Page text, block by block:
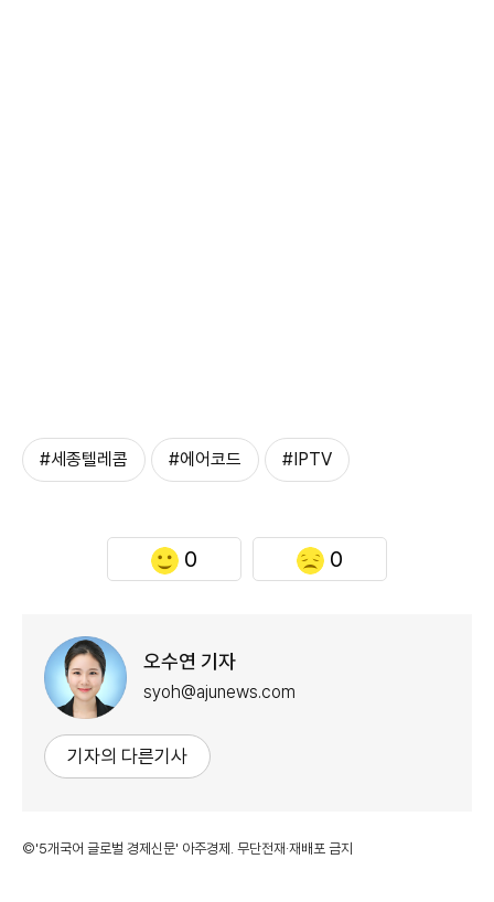
#세종텔레콤 #에어코드 #IPTV
0 0
오수연 기자
syoh@ajunews.com
기자의 다른기사
©'5개국어 글로벌 경제신문' 아주경제. 무단전재·재배포 금지